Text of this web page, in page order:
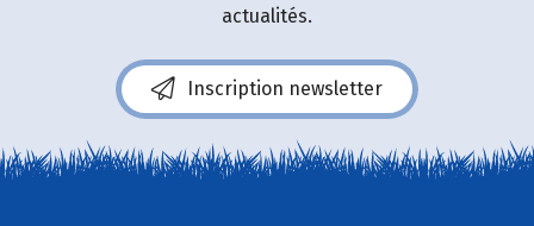
actualités.
Inscription newsletter